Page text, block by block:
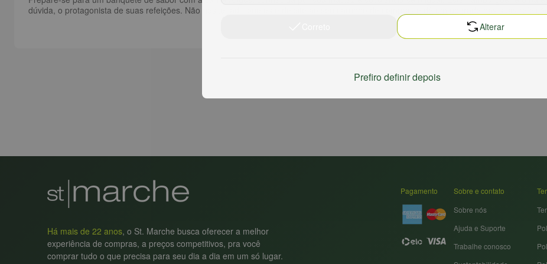
dúvida, o protagonista de suas refeições. Não hesite, adicione este deleite ao seu carrinho de compras e dê um upgrade nas suas
Há mais de 22 anos, o St. Marche busca oferecer a melhor
experiência de compras, a preços competitivos, pra você
comprar tudo o que precisa para seu dia a dia em um só lugar.
Pagamento
Sobre e contato
Sobre nós
Ajuda e Suporte
Trabalhe conosco
Alterar
Prefiro definir depois